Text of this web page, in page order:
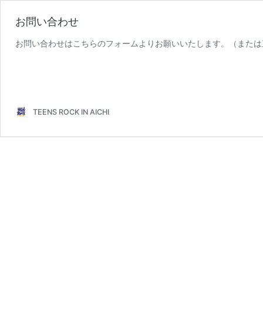
お問い合わせ
お問い合わせはこちらのフォームよりお願いいたします。（また
TEENS ROCK IN AICHI